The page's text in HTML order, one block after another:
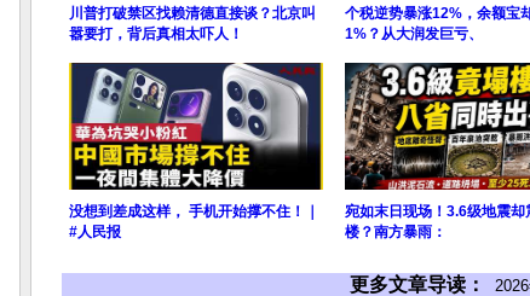
川普打破禁区找赖清德直接谈？北京叫
嚣要打，背后真相太吓人！
个税逆势暴涨12%，余额宝
1%？从大润发巨亏、
没想到差成这样， 手机开始撑不住！｜
#人民报
宛如末日现场！3.6级地震却
楼？南方暴雨：
更多文章导读：